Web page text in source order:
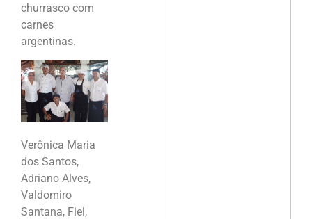
churrasco com
carnes
argentinas.
Verônica Maria
dos Santos,
Adriano Alves,
Valdomiro
Santana, Fiel,